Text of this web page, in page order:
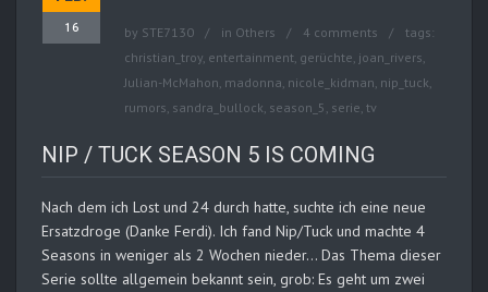
16 by STE7130 in Others 4 comments
tags:
christian_troy, entertainment, gerüchte, joan_rivers,
Julian-McMahon, madonna, nicole_kidman, nip_tuck,
rumors, sandra_bullock, season_5 , serie, tv
NIP / TUCK SEASON 5 IS COMING
Nach dem ich Lost und 24 durch hatte, suchte ich eine neue
Ersatzdroge (Danke Ferdi). Ich fand Nip/Tuck und machte 4
Seasons in weniger als 2 Wochen nieder… Das Thema dieser
Serie sollte allgemein bekannt sein, grob: Es geht um zwei